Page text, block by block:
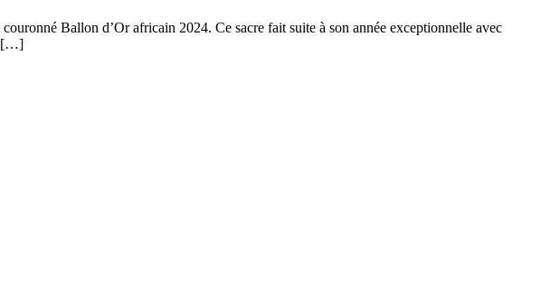
Ballon d’Or africain 2024. Ce sacre fait suite à son année exceptionnelle avec
[…]